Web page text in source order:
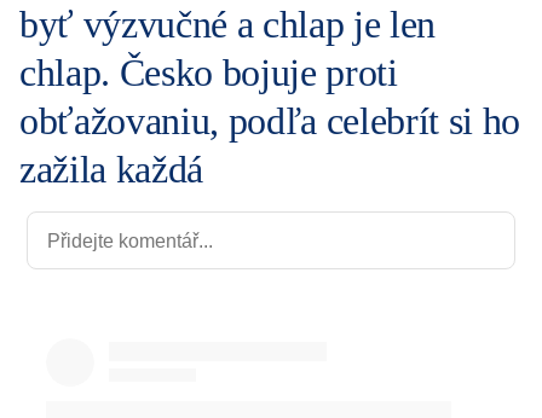
byť výzvučné a chlap je len
chlap. Česko bojuje proti
obťažovaniu, podľa celebrít si ho
zažila každá